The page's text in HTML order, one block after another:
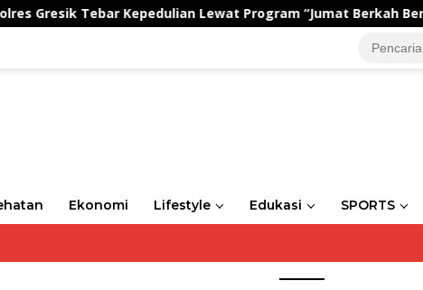
Tebar Kepedulian Lewat Program “Jumat Berkah Berbagi”
Ekonomi Lifestyle Edukasi SPORTS